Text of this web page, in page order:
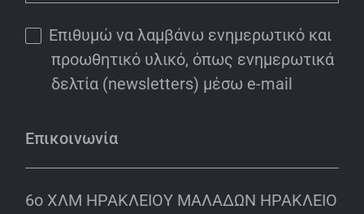
Επιθυμώ να λαμβάνω ενημερωτικό και
προωθητικό υλικό, όπως ενημερωτικά
δελτία (newsletters) μέσω e-mail
Επικοινωνία
6o ΧΛΜ ΗΡΑΚΛΕΙΟΥ ΜΑΛΑΔΩΝ ΗΡΑΚΛΕΙΟ